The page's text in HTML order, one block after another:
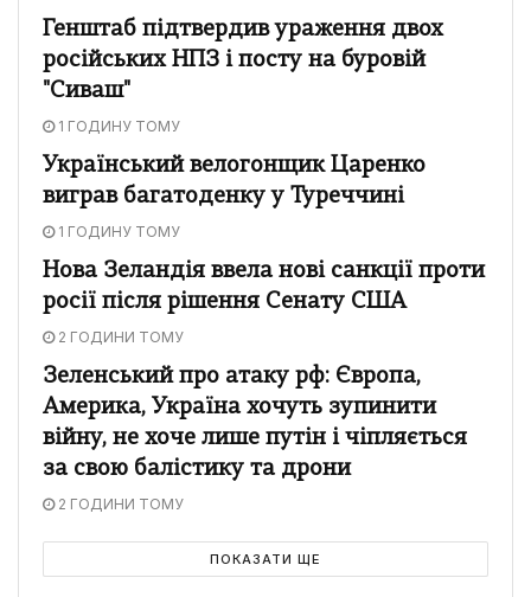
Генштаб підтвердив ураження двох
російських НПЗ і посту на буровій
"Сиваш"
1 ГОДИНУ ТОМУ
Український велогонщик Царенко
виграв багатоденку у Туреччині
1 ГОДИНУ ТОМУ
Нова Зеландія ввела нові санкції проти
росії після рішення Сенату США
2 ГОДИНИ ТОМУ
Зеленський про атаку рф: Європа,
Америка, Україна хочуть зупинити
війну, не хоче лише путін і чіпляється
за свою балістику та дрони
2 ГОДИНИ ТОМУ
ПОКАЗАТИ ЩЕ